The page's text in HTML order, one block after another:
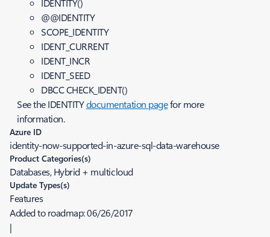
IDENTITY()
@@IDENTITY
SCOPE_IDENTITY
IDENT_CURRENT
IDENT_INCR
IDENT_SEED
DBCC CHECK_IDENT()
See the IDENTITYdocumentation pagefor more
information.
Azure ID
identity-now-supported-in-azure-sql-data-warehouse
Product Categories(s)
Databases, Hybrid + multicloud
Update Types(s)
Features
Added to roadmap:06/26/2017
|